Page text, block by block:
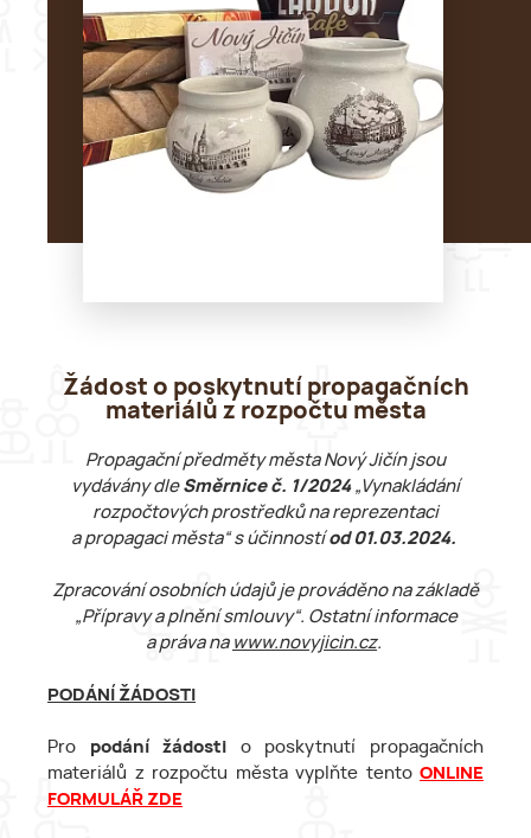
Žádost o poskytnutí propagačních
materiálů z rozpočtu města
Propagační předměty města Nový Jičín jsou
vydávány dle Směrnice č. 1/2024„Vynakládání
rozpočtových prostředků na reprezentaci
a propagaci města“ s účinností od 01.03.2024.
Zpracování osobních údajů je prováděno na základě
„Přípravy a plnění smlouvy“. Ostatní informace
a práva na www.novyjicin.cz.
PODÁNÍ ŽÁDOSTI
Pro podání žádosti o poskytnutí propagačních
materiálů z rozpočtu města vyplňte tento ONLINE
FORMULÁŘ ZDE